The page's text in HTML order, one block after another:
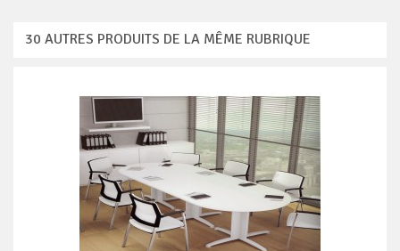
30 AUTRES PRODUITS DE LA MÊME RUBRIQUE